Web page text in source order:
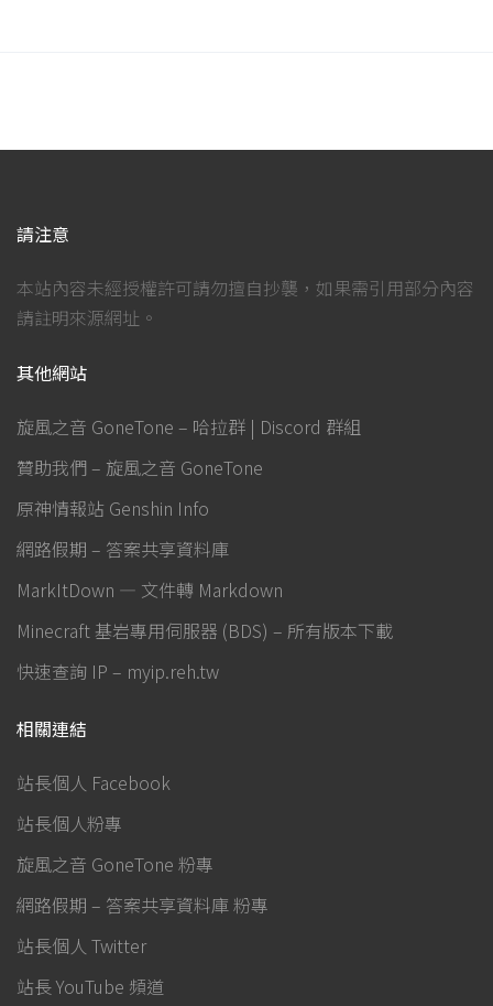
請注意
本站內容未經授權許可請勿擅自抄襲，如果需引用部分內容
請註明來源網址。
其他網站
旋風之音 GoneTone – 哈拉群 | Discord 群組
贊助我們 – 旋風之音 GoneTone
原神情報站 Genshin Info
網路假期 – 答案共享資料庫
MarkItDown — 文件轉 Markdown
Minecraft 基岩專用伺服器 (BDS) – 所有版本下載
快速查詢 IP – myip.reh.tw
相關連結
站長個人 Facebook
站長個人粉專
旋風之音 GoneTone 粉專
網路假期 – 答案共享資料庫 粉專
站長個人 Twitter
站長 YouTube 頻道